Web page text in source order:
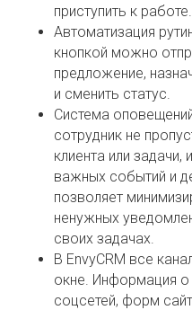
приступить к работе.
Автоматизация
кнопкой можно
предложение,
и сменить статус.
Система
сотрудник не
клиента или задачи,
важных событий и
позволяет
ненужных
своих задачах.
В EnvyCRM все
окне. Информация
соцсетей, форм